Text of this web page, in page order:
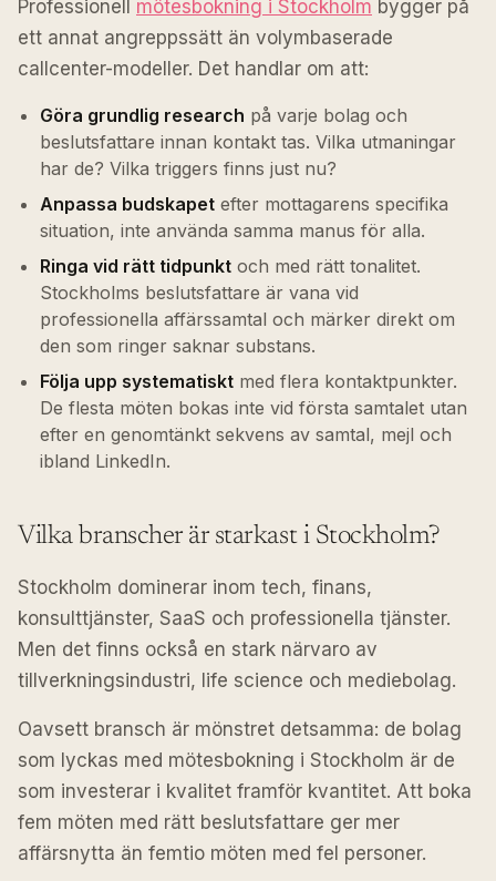
Professionell mötesbokning i Stockholm bygger på
ett annat angreppssätt än volymbaserade
callcenter-modeller. Det handlar om att:
Göra grundlig research på varje bolag och
beslutsfattare innan kontakt tas. Vilka utmaningar
har de? Vilka triggers finns just nu?
Anpassa budskapet efter mottagarens specifika
situation, inte använda samma manus för alla.
Ringa vid rätt tidpunkt och med rätt tonalitet.
Stockholms beslutsfattare är vana vid
professionella affärssamtal och märker direkt om
den som ringer saknar substans.
Följa upp systematiskt med flera kontaktpunkter.
De flesta möten bokas inte vid första samtalet utan
efter en genomtänkt sekvens av samtal, mejl och
ibland LinkedIn.
Vilka branscher är starkast i Stockholm?
Stockholm dominerar inom tech, finans,
konsulttjänster, SaaS och professionella tjänster.
Men det finns också en stark närvaro av
tillverkningsindustri, life science och mediebolag.
Oavsett bransch är mönstret detsamma: de bolag
som lyckas med mötesbokning i Stockholm är de
som investerar i kvalitet framför kvantitet. Att boka
fem möten med rätt beslutsfattare ger mer
affärsnytta än femtio möten med fel personer.